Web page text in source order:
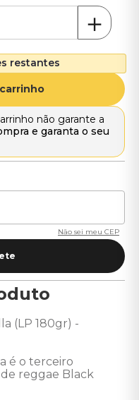
＋
restantes
não garante a
e garanta o seu
Não sei meu CEP
(LP 180gr) -
é o terceiro
reggae Black